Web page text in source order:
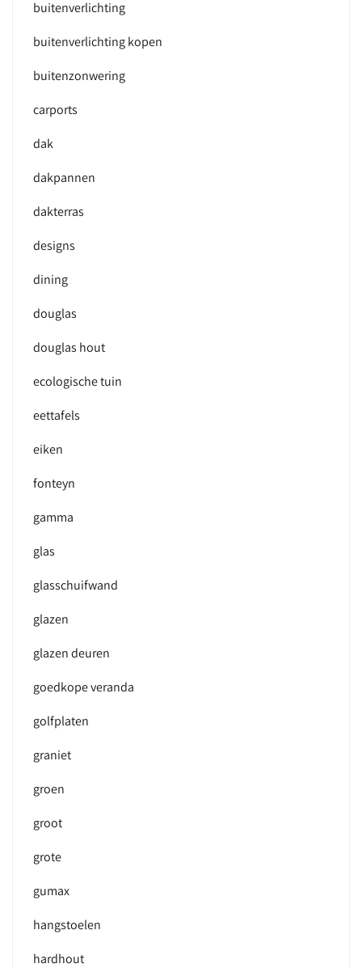
buitenverlichting
buitenverlichting kopen
buitenzonwering
carports
dak
dakpannen
dakterras
designs
dining
douglas
douglas hout
ecologische tuin
eettafels
eiken
fonteyn
gamma
glas
glasschuifwand
glazen
glazen deuren
goedkope veranda
golfplaten
graniet
groen
groot
grote
gumax
hangstoelen
hardhout